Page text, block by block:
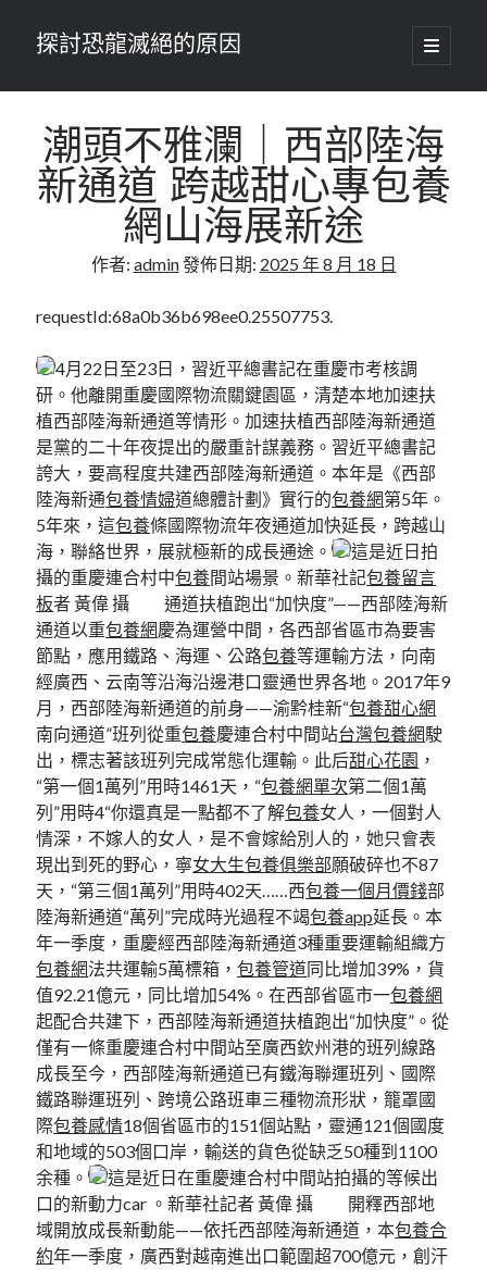
探討恐龍滅絕的原因
開
啟
要
單
潮頭不雅瀾｜西部陸海
新通道 跨越甜心專包養
網山海展新途
作者: admin發佈日期: 2025 年 8 月 18 日
requestId:68a0b36b698ee0.25507753.
4月22日至23日，習近平總書記在重慶市考核調
研。他離開重慶國際物流關鍵園區，清楚本地加速扶
植西部陸海新通道等情形。加速扶植西部陸海新通道
是黨的二十年夜提出的嚴重計謀義務。習近平總書記
誇大，要高程度共建西部陸海新通道。本年是《西部
陸海新通包養情婦道總體計劃》實行的包養網第5年。
5年來，這包養條國際物流年夜通道加快延長，跨越山
海，聯絡世界，展就極新的成長通途。
這是近日拍
攝的重慶連合村中包養間站場景。新華社記包養留言
板者 黃偉 攝 通道扶植跑出“加快度”——西部陸海新
通道以重包養網慶為運營中間，各西部省區市為要害
節點，應用鐵路、海運、公路包養等運輸方法，向南
經廣西、云南等沿海沿邊港口靈通世界各地。2017年9
月，西部陸海新通道的前身——渝黔桂新“包養甜心網
南向通道”班列從重包養慶連合村中間站台灣包養網駛
出，標志著該班列完成常態化運輸。此后甜心花園 ，
“第一個1萬列”用時1461天，“包養網單次第二個1萬
列”用時4“你還真是一點都不了解包養女人，一個對人
情深，不嫁人的女人，是不會嫁給別人的，她只會表
現出到死的野心，寧女大生包養俱樂部願破碎也不87
天，“第三個1萬列”用時402天……西包養一個月價錢部
陸海新通道“萬列”完成時光過程不竭包養app延長。本
年一季度，重慶經西部陸海新通道3種重要運輸組織方
包養網法共運輸5萬標箱，包養管道同比增加39%，貨
值92.21億元，同比增加54%。在西部省區市一包養網
起配合共建下，西部陸海新通道扶植跑出“加快度”。從
僅有一條重慶連合村中間站至廣西欽州港的班列線路
成長至今，西部陸海新通道已有鐵海聯運班列、國際
鐵路聯運班列、跨境公路班車三種物流形狀，籠罩國
際包養感情18個省區市的151個站點，靈通121個國度
和地域的503個口岸，輸送的貨色從缺乏50種到1100
余種。
這是近日在重慶連合村中間站拍攝的等候出
口的新動力car 。新華社記者 黃偉 攝 開釋西部地
域開放成長新動能——依托西部陸海新通道，本包養合
約年一季度，廣西對越南進出口範圍超700億元，創汗